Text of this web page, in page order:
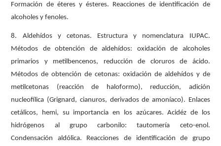
Formación de éteres y ésteres. Reacciones de identificación de
alcoholes y fenoles.
8. Aldehídos y cetonas. Estructura y nomenclatura IUPAC.
Métodos de obtención de aldehídos: oxidación de alcoholes
primarios y metilbencenos, reducción de cloruros de ácido.
Métodos de obtención de cetonas: oxidación de aldehídos y de
metilcetonas (reacción de haloformo), reducción, adición
nucleofílica (Grignard, cianuros, derivados de amoníaco). Enlaces
cetálicos, hemi, su importancia en los azúcares. Acidéz de los
hidrógenos al grupo carbonilo: tautomería ceto-enol.
Condensación aldólica. Reacciones de identificación de grupo